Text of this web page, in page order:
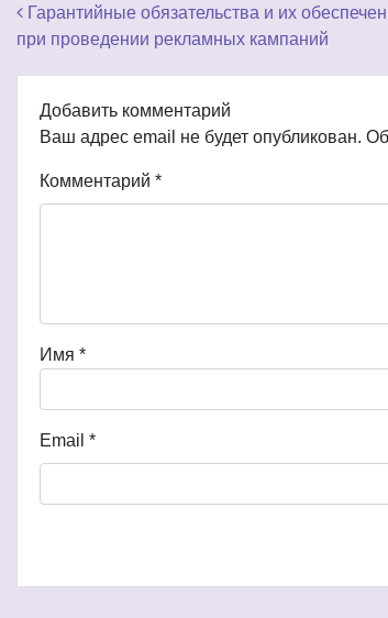
Навигация по записям
Гарантийные обязательства и их
при проведении рекламных кампаний
Добавить комментарий
Ваш адрес email не будет опубликован.
Комментарий *
Имя *
Email *